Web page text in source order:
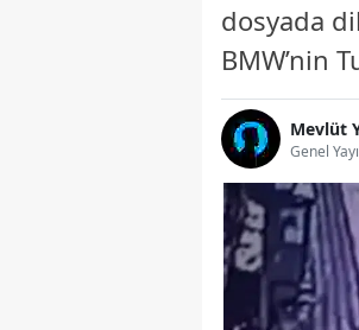
dosyada
BMW’nin
Mevlüt
Genel